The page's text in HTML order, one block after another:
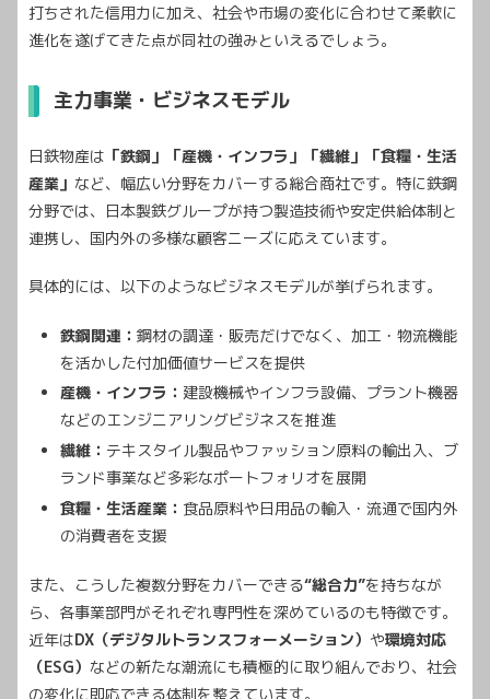
打ちされた信用力に加え、社会や市場の変化に合わせて柔軟に
進化を遂げてきた点が同社の強みといえるでしょう。
主力事業・ビジネスモデル
日鉄物産は 「鉄鋼」「産機・インフラ」「繊維」「食糧・生活
産業」 など、幅広い分野をカバーする総合商社です。特に鉄鋼
分野では、日本製鉄グループが持つ製造技術や安定供給体制と
連携し、国内外の多様な顧客ニーズに応えています。
具体的には、以下のようなビジネスモデルが挙げられます。
鉄鋼関連： 鋼材の調達・販売だけでなく、加工・物流機能
を活かした付加価値サービスを提供
産機・インフラ： 建設機械やインフラ設備、プラント機器
などのエンジニアリングビジネスを推進
繊維： テキスタイル製品やファッション原料の輸出入、ブ
ランド事業など多彩なポートフォリオを展開
食糧・生活産業： 食品原料や日用品の輸入・流通で国内外
の消費者を支援
また、こうした複数分野をカバーできる“総合力”を持ちなが
ら、各事業部門がそれぞれ専門性を深めているのも特徴です。
近年はDX（デジタルトランスフォーメーション） や環境対応
（ESG） などの新たな潮流にも積極的に取り組んでおり、社会
の変化に即応できる体制を整えています。